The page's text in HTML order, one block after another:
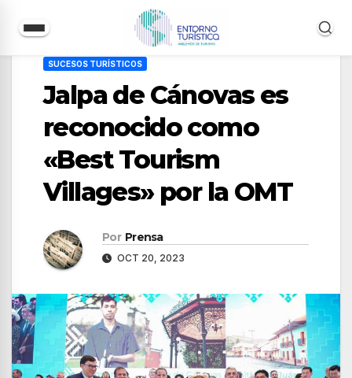
contenido
SUCESOS TURÍSTICOS
Jalpa de Cánovas es
reconocido como
«Best Tourism
Villages» por la OMT
Por Prensa
OCT 20, 2023